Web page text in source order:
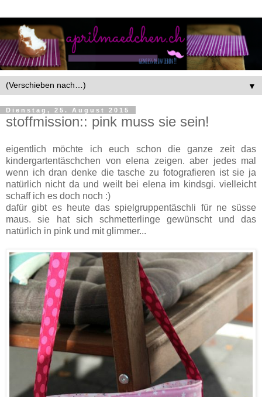
▼
Dienstag, 25. August 2015
stoffmission:: pink muss sie sein!
eigentlich möchte ich euch schon die ganze zeit das
kindergartentäschchen von elena zeigen. aber jedes mal
wenn ich dran denke die tasche zu fotografieren ist sie ja
natürlich nicht da und weilt bei elena im kindsgi. vielleicht
schaff ich es doch noch :)
dafür gibt es heute das spielgruppentäschli für ne süsse
maus. sie hat sich schmetterlinge gewünscht und das
natürlich in pink und mit glimmer...